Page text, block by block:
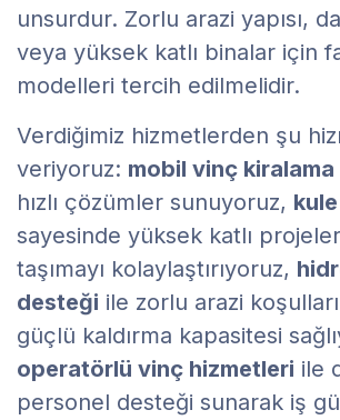
unsurdur. Zorlu arazi yapısı,
veya yüksek katlı binalar için
modelleri tercih edilmelidir.
Verdiğimiz hizmetlerden şu
veriyoruz: mobil vinç kiralama
hızlı çözümler sunuyoruz,
sayesinde yüksek katlı
taşımayı kolaylaştırıyoruz,
desteği ile zorlu arazi
güçlü kaldırma kapasitesi
operatörlü vinç hizmetleri ile
personel desteği sunarak iş